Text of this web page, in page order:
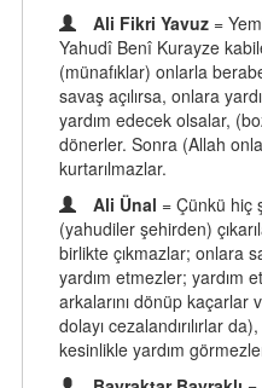
Ali Fikri Yavuz =
Yahudî Benî Kurayze
(münafıklar) onlarla
savaş açılırsa, onlara
yardım edecek olsalar,
dönerler. Sonra (Allah
kurtarılmazlar.
Ali Ünal = Çünkü hiç
(yahudiler şehirden)
birlikte çıkmazlar; onlara
yardım etmezler; yardım
arkalarını dönüp kaçarlar
dolayı cezalandırılırlar
kesinlikle yardım